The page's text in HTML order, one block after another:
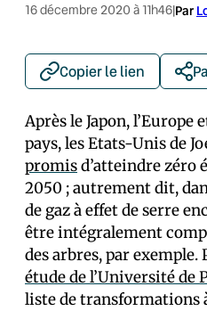
16 décembre 2020 à 11h46|Par
Copier le lien
Après le Japon, l’Europe
pays, les Etats-Unis de
promisd’atteindre zéro
2050 ; autrement dit,
de gaz à effet de serre
être intégralement
des arbres, par exemple.
étude de l’Université de
liste de transformations